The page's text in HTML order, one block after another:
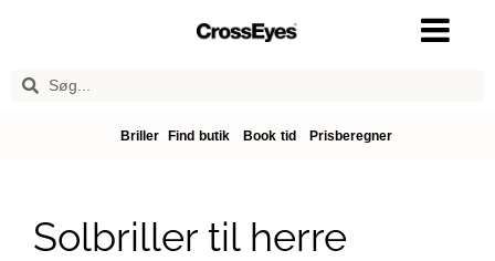
Briller Find butik Book tid Prisberegner
Solbriller til herre